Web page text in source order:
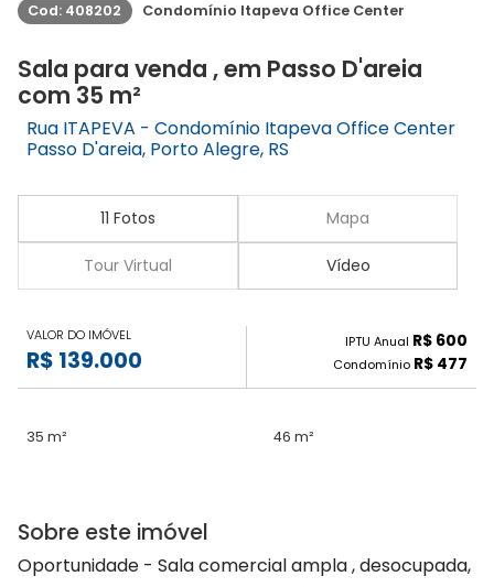
Cod: 408202 Condomínio Itapeva Office Center
Sala para venda , em Passo D'areia
com 35 m²
Rua ITAPEVA - Condomínio Itapeva Office Center
Passo D'areia, Porto Alegre, RS
11 Fotos Mapa
Tour Virtual Vídeo
VALOR DO IMÓVEL
R$ 139.000
IPTU Anual R$ 600
Condomínio R$ 477
35 m² 46 m²
Sobre este imóvel
Oportunidade - Sala comercial ampla , desocupada,